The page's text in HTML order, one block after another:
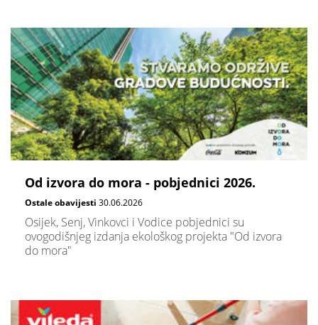
Od izvora do mora - pobjednici 2026.
Ostale obavijesti 30.06.2026
Osijek, Senj, Vinkovci i Vodice pobjednici su
ovogodišnjeg izdanja ekološkog projekta "Od izvora
do mora"